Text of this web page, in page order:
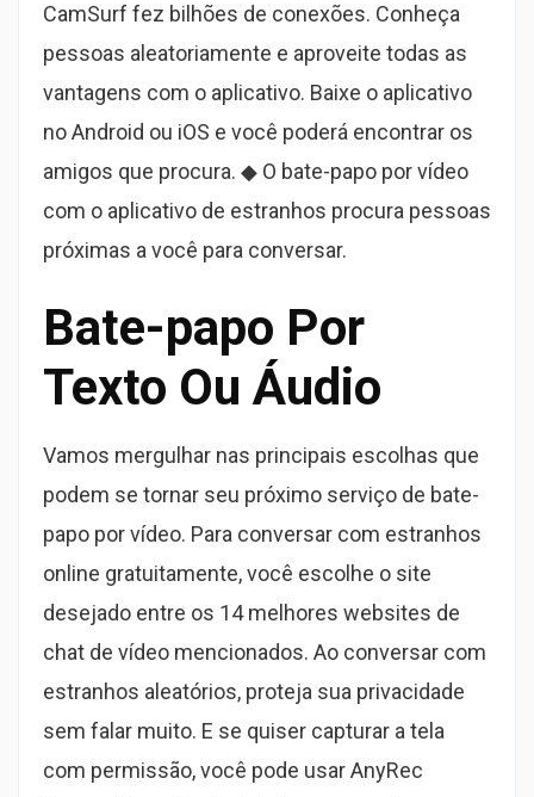
CamSurf fez bilhões de conexões. Conheça
pessoas aleatoriamente e aproveite todas as
vantagens com o aplicativo. Baixe o aplicativo
no Android ou iOS e você poderá encontrar os
amigos que procura. ◆ O bate-papo por vídeo
com o aplicativo de estranhos procura pessoas
próximas a você para conversar.
Bate-papo Por
Texto Ou Áudio
Vamos mergulhar nas principais escolhas que
podem se tornar seu próximo serviço de bate-
papo por vídeo. Para conversar com estranhos
online gratuitamente, você escolhe o site
desejado entre os 14 melhores websites de
chat de vídeo mencionados. Ao conversar com
estranhos aleatórios, proteja sua privacidade
sem falar muito. E se quiser capturar a tela
com permissão, você pode usar AnyRec